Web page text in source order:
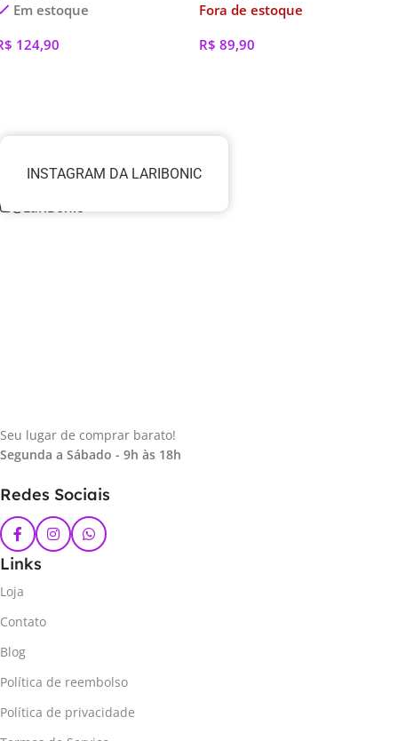
Em estoque
124,90
Fora de estoque
R$ 89,90
INSTAGRAM DA LARIBONIC
@LariBonic
Seu lugar de comprar barato!
Segunda a Sábado - 9h às 18h
Redes Sociais
Links
Loja
Contato
Blog
Política de reembolso
Política de privacidade